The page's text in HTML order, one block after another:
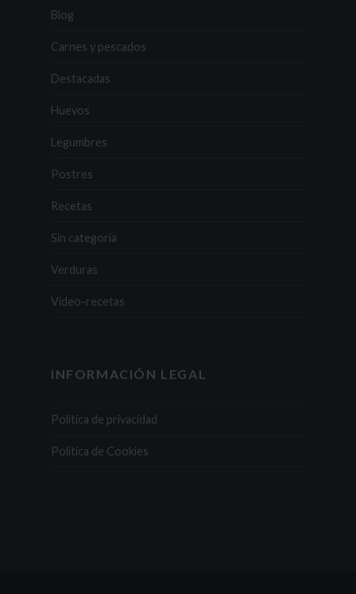
Blog
Carnes y pescados
Destacadas
Huevos
Legumbres
Postres
Recetas
Sin categoría
Verduras
Vídeo-recetas
INFORMACIÓN LEGAL
Política de privacidad
Política de Cookies